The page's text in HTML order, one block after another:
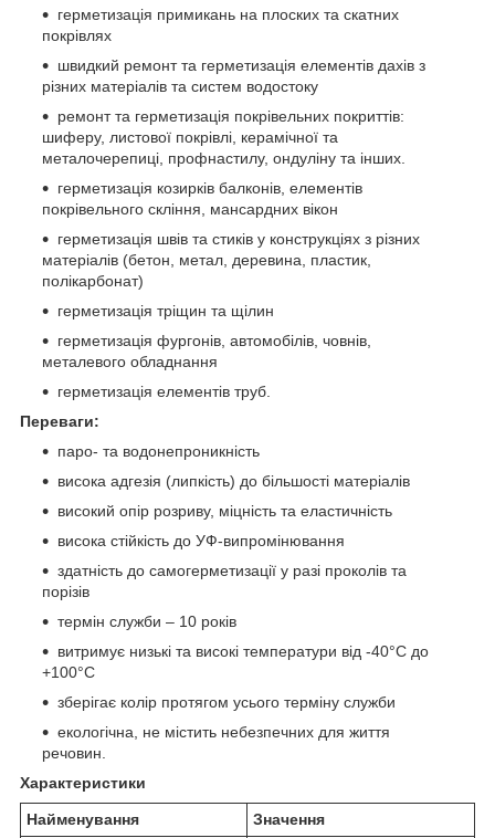
герметизація примикань на плоских та скатних
покрівлях
швидкий ремонт та герметизація елементів дахів з
різних матеріалів та систем водостоку
ремонт та герметизація покрівельних покриттів:
шиферу, листової покрівлі, керамічної та
металочерепиці, профнастилу, ондуліну та інших.
герметизація козирків балконів, елементів
покрівельного скління, мансардних вікон
герметизація швів та стиків у конструкціях з різних
матеріалів (бетон, метал, деревина, пластик,
полікарбонат)
герметизація тріщин та щілин
герметизація фургонів, автомобілів, човнів,
металевого обладнання
герметизація елементів труб.
Переваги:
паро- та водонепроникність
висока адгезія (липкість) до більшості матеріалів
високий опір розриву, міцність та еластичність
висока стійкість до УФ-випромінювання
здатність до самогерметизації у разі проколів та
порізів
термін служби – 10 років
витримує низькі та високі температури від -40°С до
+100°С
зберігає колір протягом усього терміну служби
екологічна, не містить небезпечних для життя
речовин.
Характеристики
Найменування Значення